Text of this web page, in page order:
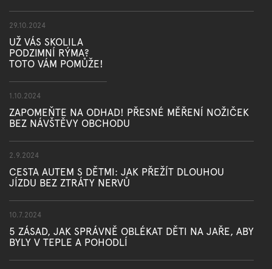
29.10.2024
UŽ VÁS SKOLILA
PODZIMNÍ RÝMA?
TOTO VÁM POMŮŽE!
1.10.2024
ZAPOMEŇTE NA ODHAD! PŘESNÉ MĚŘENÍ NOŽIČEK
BEZ NÁVŠTĚVY OBCHODU
2.9.2024
CESTA AUTEM S DĚTMI: JAK PŘEŽÍT DLOUHOU
JÍZDU BEZ ZTRÁTY NERVŮ
10.7.2024
5 ZÁSAD, JAK SPRÁVNĚ OBLÉKAT DĚTI NA JAŘE, ABY
BYLY V TEPLE A POHODLÍ